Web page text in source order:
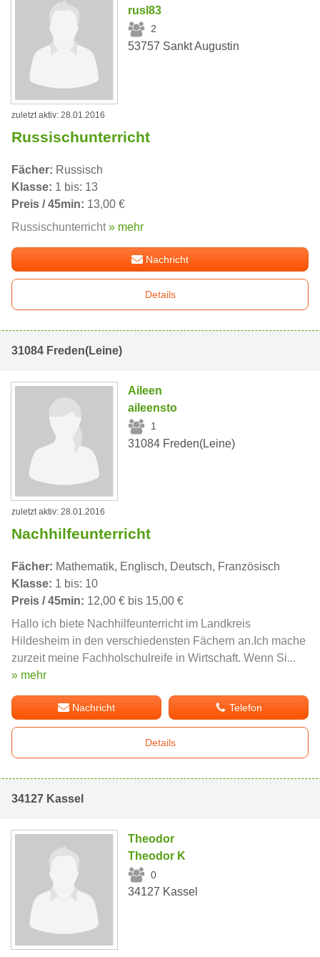
rusl83
2
53757 Sankt Augustin
zuletzt aktiv: 28.01.2016
Russischunterricht
Fächer: Russisch
Klasse: 1 bis: 13
Preis / 45min: 13,00 €
Russischunterricht» mehr
Nachricht
Details
31084 Freden(Leine)
Aileen
aileensto
1
31084 Freden(Leine)
zuletzt aktiv: 28.01.2016
Nachhilfeunterricht
Fächer: Mathematik, Englisch, Deutsch, Französisch
Klasse: 1 bis: 10
Preis / 45min: 12,00 € bis 15,00 €
Hallo ich biete Nachhilfeunterricht im Landkreis
Hildesheim in den verschiedensten Fächern an.Ich mache
zurzeit meine Fachholschulreife in Wirtschaft. Wenn Si...
» mehr
Nachricht Telefon
Details
34127 Kassel
Theodor
Theodor K
0
34127 Kassel